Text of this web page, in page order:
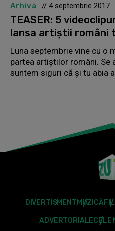
Arhiva // 4 septembrie 2017
TEASER: 5
lansa artiștii români
Luna septembrie vine cu o
partea artiștilor români. Se
suntem siguri că și tu abia
DIVERTISMENT MUZICĂ
ADVERTORIALECELE